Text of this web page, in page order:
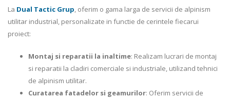
La Dual Tactic Grup, oferim o gama larga de servicii de alpinism
utilitar industrial, personalizate in functie de cerintele fiecarui
proiect:
Montaj si reparatii la inaltime: Realizam lucrari de montaj
si reparatii la cladiri comerciale si industriale, utilizand tehnici
de alpinism utilitar.
Curatarea fatadelor si geamurilor: Oferim servicii de